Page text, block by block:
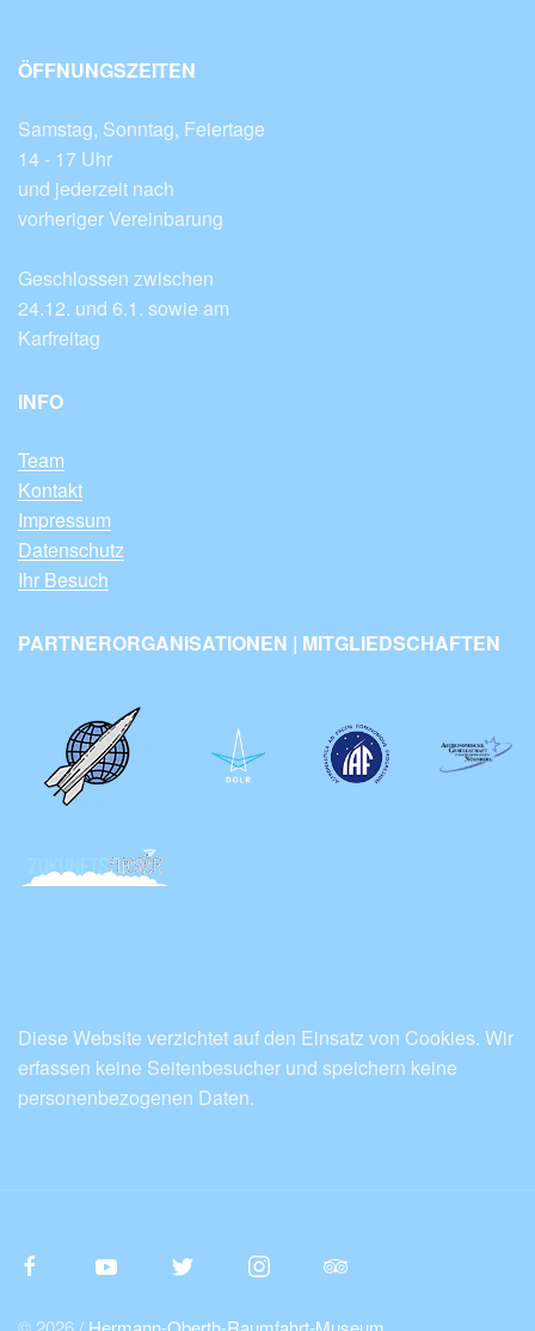
ÖFFNUNGSZEITEN
Samstag, Sonntag, Feiertage
14 - 17 Uhr
und jederzeit nach
vorheriger Vereinbarung
Geschlossen zwischen
24.12. und 6.1. sowie am
Karfreitag
INFO
Team
Kontakt
Impressum
Datenschutz
Ihr Besuch
PARTNERORGANISATIONEN | MITGLIEDSCHAFTEN
Diese Website verzichtet auf den Einsatz von Cookies. Wir
erfassen keine Seitenbesucher und speichern keine
personenbezogenen Daten.